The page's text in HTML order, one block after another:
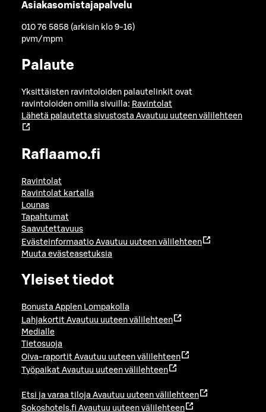
Asiakasomistajapalvelu
010 76 5858 (arkisin klo 9-16)
pvm/mpm
Palaute
Yksittäisten ravintoloiden palautelinkit ovat
ravintoloiden omilla sivuilla: Ravintolat
Lähetä palautetta sivustosta Avautuu uuteen välilehteen
Raflaamo.fi
Ravintolat
Ravintolat kartalla
Lounas
Tapahtumat
Saavutettavuus
Evästeinformaatio Avautuu uuteen välilehteen
Muuta evästeasetuksia
Yleiset tiedot
Bonusta Applen Lompakolla
Lahjakortit Avautuu uuteen välilehteen
Medialle
Tietosuoja
Oiva-raportit Avautuu uuteen välilehteen
Työpaikat Avautuu uuteen välilehteen
Etsi ja varaa tiloja Avautuu uuteen välilehteen
Sokoshotels.fi Avautuu uuteen välilehteen